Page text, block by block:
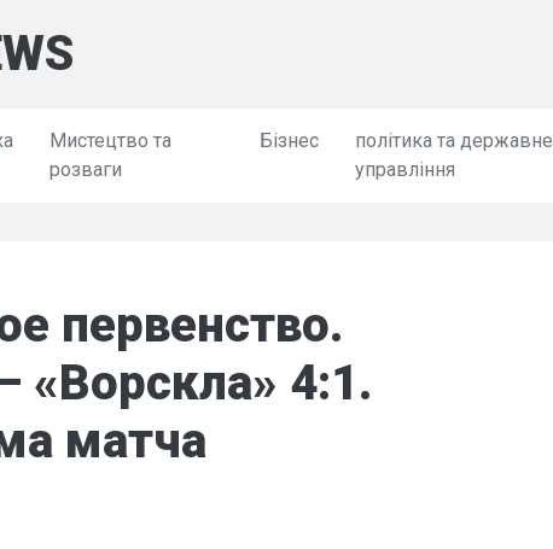
Мистецтво та
розваги
Бізнес
політика та державне
управління
первенство.
«Ворскла» 4:1.
матча